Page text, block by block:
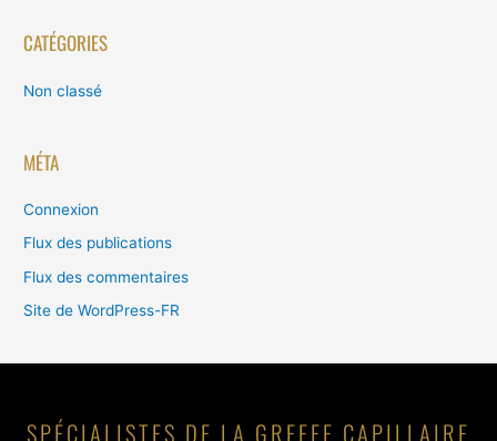
CATÉGORIES
Non classé
MÉTA
Connexion
Flux des publications
Flux des commentaires
Site de WordPress-FR
SPÉCIALISTES DE LA GREFFE CAPILLAIRE